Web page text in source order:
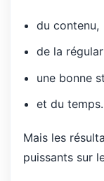
du contenu,
de la
une bonne
et du temps.
Mais les
puissants sur